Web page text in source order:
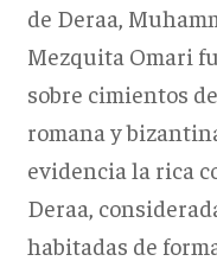
de Deraa,
Mezquita Omari
sobre cimientos
romana y
evidencia la rica
Deraa,
habitadas de